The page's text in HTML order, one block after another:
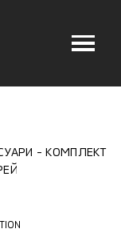
КОМПЛЕКТ